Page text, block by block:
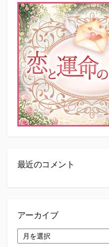
最近のコメント
アーカイブ
ー